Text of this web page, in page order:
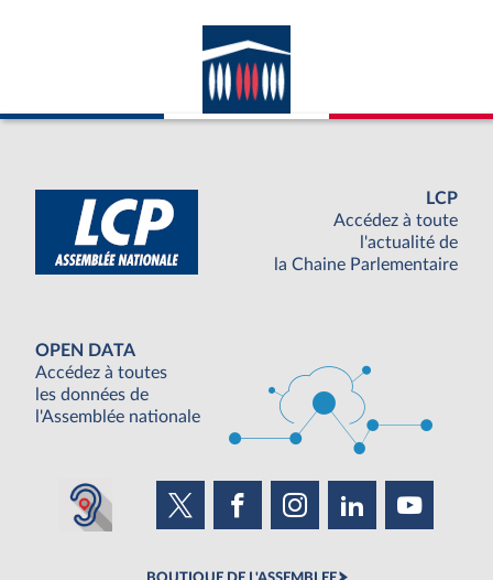
LCP
Accédez à toute
l'actualité de
la Chaine Parlementaire
OPEN DATA
Accédez à toutes
les données de
l'Assemblée nationale